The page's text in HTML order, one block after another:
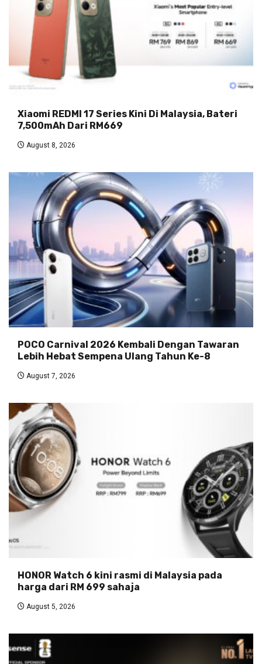
Xiaomi REDMI 17 Series Kini Di Malaysia, Bateri
7,500mAh Dari RM669
August 8, 2026
POCO Carnival 2026 Kembali Dengan Tawaran
Lebih Hebat Sempena Ulang Tahun Ke-8
August 7, 2026
HONOR Watch 6 kini rasmi di Malaysia pada
harga dari RM 699 sahaja
August 5, 2026